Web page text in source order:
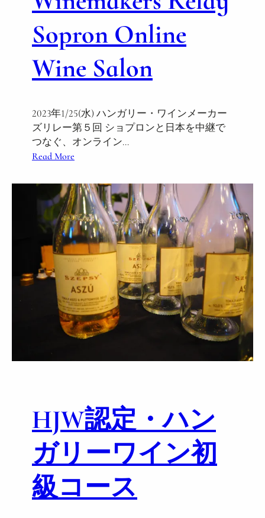
r
o
w
n
n
d
o
r
a
n
i
c
w
a
y
Sopron Online
Wine Salon
2023年1/25(水) ハンガリー・ワインメーカー
ズリレー第５回 ショプロンと日本を中継で
つなぐ、オンライン…
Read More
/
2
5
H
u
n
g
a
r
y
W
i
k
e
r
s
R
e
l
HJW認定・ハン
ガリーワイン初
級コース